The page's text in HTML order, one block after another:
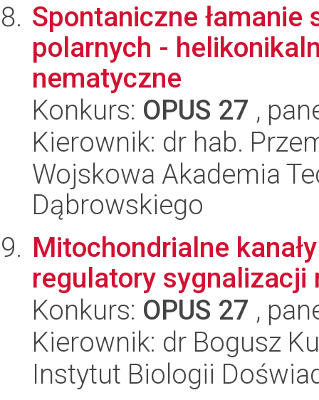
Spontaniczne
polarnych -
nematyczne
Konkurs: OPUS 27 ,
Kierownik: dr hab.
Wojskowa Akademia
Dąbrowskiego
Mitochondrialne
regulatory sygnalizacji
Konkurs: OPUS 27 ,
Kierownik: dr Bogusz
Instytut Biologii